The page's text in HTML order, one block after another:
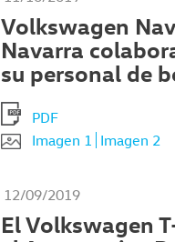
Volkswagen
Navarra
su personal de
PDF
Imagen 1
Imagen 2
12/09/2019
El Volkswagen